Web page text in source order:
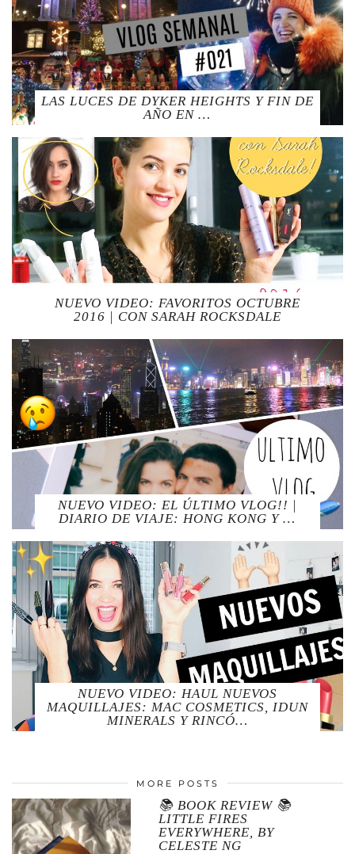
LAS LUCES DE DYKER HEIGHTS Y FIN DE
AÑO EN …
NUEVO VIDEO: FAVORITOS OCTUBRE
2016 | CON SARAH ROCKSDALE
NUEVO VIDEO: EL ÚLTIMO VLOG!! |
DIARIO DE VIAJE: HONG KONG Y …
NUEVO VIDEO: HAUL NUEVOS
MAQUILLAJES: MAC COSMETICS, IDUN
MINERALS Y RINCÓ…
MORE POSTS
📚 BOOK REVIEW 📚
LITTLE FIRES
EVERYWHERE, BY
CELESTE NG